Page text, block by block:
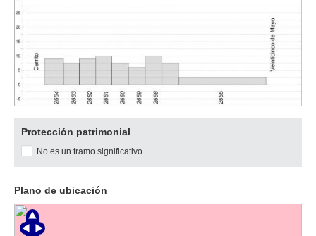
Descargar
original
Protección patrimonial
No es un tramo significativo
Plano de ubicación